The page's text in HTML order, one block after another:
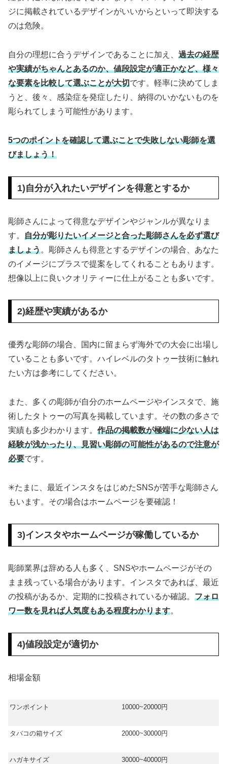
ジに掲載されているデザインがいいからといって即決する
のは危険。
自分の理想に合うデザインであることに加え、 過去の経歴
や実績がちゃんとあるのか、値段設定が適正かなど、様々
な要素を比較して選ぶことが大切です。軽率に決めてしま
うと、後々、感染症を発症したり、納得のいかないものを
彫られてしまう可能性があります。
5つのポイントを確認して選ぶことで失敗しない彫師を選
びましょう！
1)自分が入れたいデザインを得意とするか
彫師さんによって得意なデザインやジャンルが異なりま
す。 自分が彫りたいイメージと合った彫師さんを必ず選び
ましょう。彫師さんも得意とするデザインの場合、あなた
のイメージにプラスで提案をしてくれることもあります。
想像以上に良いクオリティーに仕上がることも多いです。
2)経歴や実績があるか
優秀な彫師の場合、国内に留まらず海外での大会に出場し
ていることも多いです。ハイレベルのタトゥー技術に触れ
たい方は参考にしてください。
また、多くの彫師が自分のホームページやインスタで、施
術したタトゥーの写真を掲載しています。その数の多さで
実績も多少わかります。 作品の掲載数が極端に少ない人は
経験が浅かったり、見習い彫師の可能性があるので注意が
必要です。
✳︎たまに、最近インスタをはじめたSNSが苦手な彫師さん
もいます。その場合はホームページを要確認！
3)インスタやホームページが稼働しているか
彫師業界は辞める人も多く、SNSやホームページがその
まま残っている場合があります。インスタであれば、最近
の投稿があるか、定期的に投稿されているか確認。 フォロ
ワー数を見れば人気度もある程度わかります。
4)値段設定が適切か
相場金額
ワンポイント 10000~20000円
タバコの箱サイズ 20000~30000円
ハガキサイズ 30000~40000円